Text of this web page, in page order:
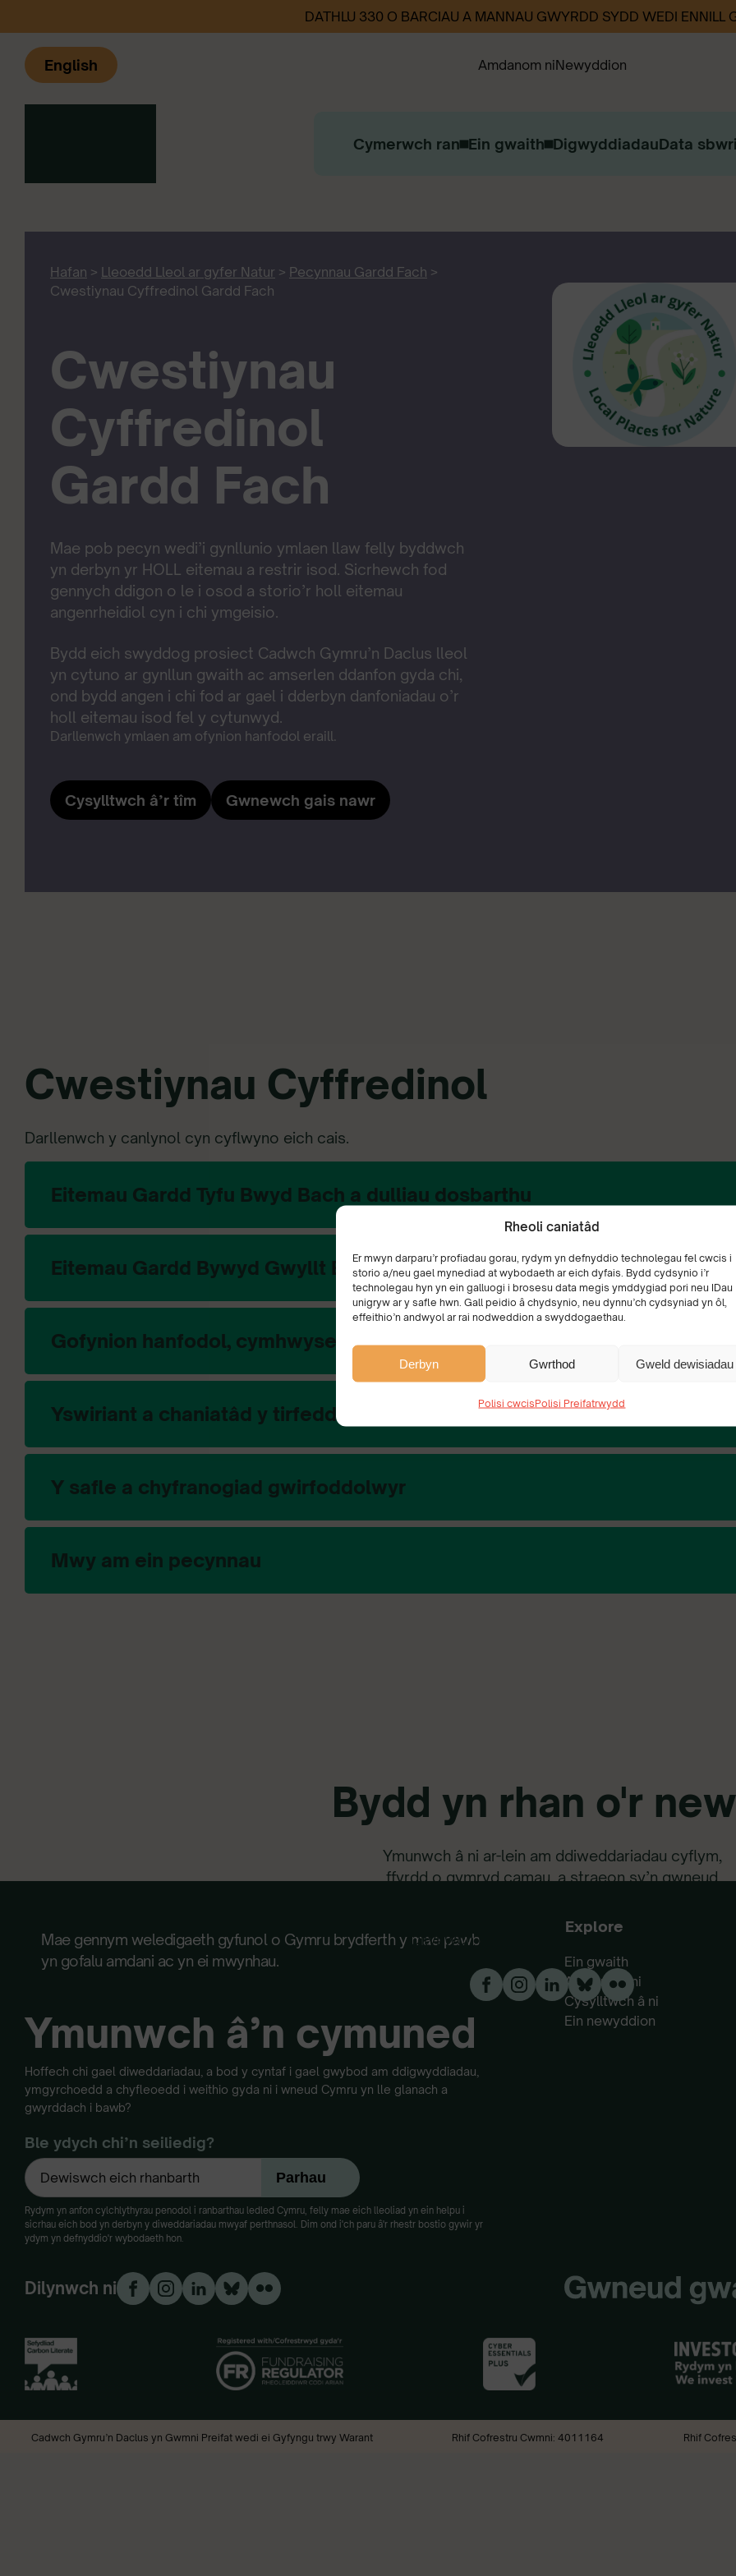
Rheoli caniatâd
Er mwyn darparu’r profiadau gorau, rydym yn defnyddio technolegau fel cwcis i
storio a/neu gael mynediad at wybodaeth ar eich dyfais. Bydd cydsynio i’r
technolegau hyn yn ein galluogi i brosesu data megis ymddygiad pori neu IDau
unigryw ar y safle hwn. Gall peidio â chydsynio, neu dynnu’ch cydsyniad yn ôl,
effeithio’n andwyol ar rai nodweddion a swyddogaethau.
Derbyn Gwrthod Gweld dewisiadau
Polisi cwcisPolisi Preifatrwydd
DATHLU 330 O BARCIAU A MANNAU GWYRDD SYDD WEDI ENNILL
English Amdanom ni
Gweithio i ni
Newyddion
Cymerwch ran Ein gwaith DigwyddiadauData
Hafan > Lleoedd Lleol ar gyfer Natur > Pecynnau Gardd Fach >
Cwestiynau Cyffredinol Gardd Fach
Cwestiynau
Cyffredinol
Gardd Fach
Mae pob pecyn wedi’i gynllunio ymlaen llaw felly byddwch
yn derbyn yr HOLL eitemau a restrir isod. Sicrhewch fod
gennych ddigon o le i osod a storio’r holl eitemau
angenrheidiol cyn i chi ymgeisio.
Bydd eich swyddog prosiect Cadwch Gymru’n Daclus lleol
yn cytuno ar gynllun gwaith ac amserlen ddanfon gyda chi,
ond bydd angen i chi fod ar gael i dderbyn danfoniadau o’r
holl eitemau isod fel y cytunwyd.
Darllenwch ymlaen am ofynion hanfodol eraill.
Cysylltwch â’r tîm Gwnewch gais nawr
Cwestiynau Cyffredinol
Darllenwch y canlynol cyn cyflwyno eich cais.
Eitemau Gardd Tyfu Bwyd Bach a dulliau dosbarthu
Eitemau Gardd Bywyd Gwyllt Bach a dulliau dosbarthu
Gofynion hanfodol, cymhwysedd a’r broses ymgeisio
Yswiriant a chaniatâd y tirfeddiannwr
Y safle a chyfranogiad gwirfoddolwyr
Mwy am ein pecynnau
Bydd yn rhan o'r
Ymunwch â ni ar-lein am ddiweddariadau cyflym,
ffyrdd o gymryd camau, a straeon sy’n gwneud
Dilynwch ni ar y cyfryngau cymdeithasol
Mae gennym weledigaeth gyfunol o Gymru brydferth y mae pawb
yn gofalu amdani ac yn ei mwynhau.
Ymunwch â’n cymuned
Hoffech chi gael diweddariadau, a bod y cyntaf i gael gwybod am ddigwyddiadau,
ymgyrchoedd a chyfleoedd i weithio gyda ni i wneud Cymru yn lle glanach a
gwyrddach i bawb?
Ble ydych chi’n seiliedig?
Rydym yn anfon cylchlythyrau penodol i ranbarthau ledled Cymru, felly mae eich lleoliad yn ein helpu i
sicrhau eich bod yn derbyn y diweddariadau mwyaf perthnasol. Dim ond i'ch paru â'r rhestr bostio gywir yr
ydym yn defnyddio'r wybodaeth hon.
Dilynwch ni
Explore
Ein gwaith
Amdanom ni
Cysylltwch â ni
Ein newyddion
Cadwch Gymru’n Daclus yn Gwmni Preifat wedi ei Gyfyngu trwy Warant Rhif Cofrestru Cwmni: 4011164 Rhif